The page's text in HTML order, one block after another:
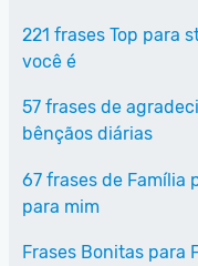
221 frases Top para
você é
57 frases de
bênçãos diárias
67 frases de Família
para mim
Frases Bonitas para